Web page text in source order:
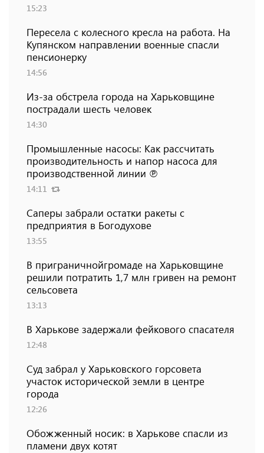
15:23
Пересела с колесного кресла на работа. На
Купянском направлении военные спасли
пенсионерку
14:56
Из-за обстрела города на Харьковщине
пострадали шесть человек
14:30
Промышленные насосы: Как рассчитать
производительность и напор насоса для
производственной линии ℗
14:11
Саперы забрали остатки ракеты с
предприятия в Богодухове
13:55
В приграничнойгромаде на Харьковщине
решили потратить 1,7 млн ​​гривен на ремонт
сельсовета
13:13
В Харькове задержали фейкового спасателя
12:48
Суд забрал у Харьковского горсовета
участок исторической земли в центре
города
12:26
Обожженный носик: в Харькове спасли из
пламени двух котят